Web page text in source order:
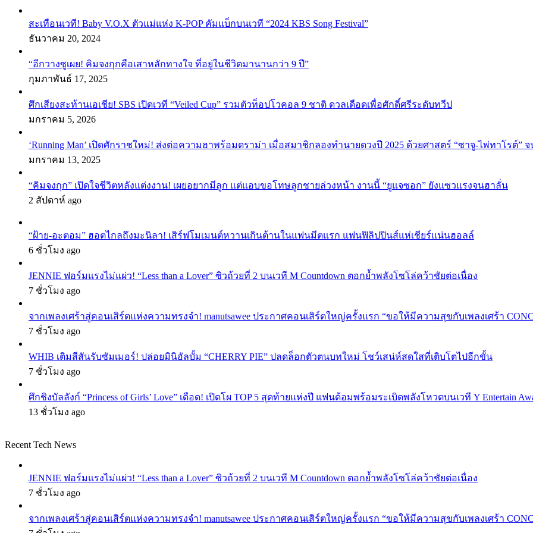
สะเทือนเวที! Baby V.O.X ตัวแม่แห่ง K-POP คัมแบ็กบนเวที “2024 KBS Song Festival”
ธันวาคม 20, 2024
“อีกวางซูเผย! คิมจงกุกคือเสาหลักทางใจ ที่อยู่ในชีวิตมานานกว่า 9 ปี”
กุมภาพันธ์ 17, 2025
ศึกเสียงสะท้านเอเชีย! SBS เปิดเวที “Veiled Cup” รวมตัวท็อปโวคอล 9 ชาติ ดวลเดือดเพื่อศักดิ์ศรีระดับทวีป
มกราคม 5, 2026
‘Running Man’ เปิดศักราชใหม่! ส่งต่อความฮาพร้อมดราม่า เมื่อสมาชิกลองทำนายดวงปี 2025 ด้วยศาสตร์ “ซาจู-ไพ่ทาโรต์”
มกราคม 13, 2025
“คิมจงกุก” เปิดใจชีวิตหลังแต่งงาน! เผยอยากมีลูก แต่แอบขอโทษลูกชายล่วงหน้า งานนี้ “ยูแจซอก” ยังแซวแรงจนฮาลั่น
2 สัปดาห์ ago
“ฝ้าย-อะตอม” ฮอตไกลถึงมะนิลา! เสิร์ฟโมเมนต์หวานเกินต้านในแฟนมีตแรก แฟนฟิลิปปินส์แห่เชียร์แน่นฮอลล์
6 ชั่วโมง ago
JENNIE ฟอร์มแรงไม่แผ่ว! “Less than a Lover” ซิวถ้วยที่ 2 บนเวที M Countdown ตอกย้ำพลังโซโล่คว้าชัยต่อเนื่อง
7 ชั่วโมง ago
จากเพลงเศร้าสู่คอนเสิร์ตแห่งความทรงจำ! manutsawee ประกาศคอนเสิร์ตใหญ่ครั้งแรก “ขอให้มีความสุขกับเพลงเศร้า
7 ชั่วโมง ago
WHIB เติมสีสันรับซัมเมอร์! ปล่อยมินิอัลบั้ม “CHERRY PIE” ปลดล็อกตัวตนบทใหม่ โชว์เสน่ห์สดใสที่เติบโตไปอีกขั้น
7 ชั่วโมง ago
ศึกชิงบัลลังก์ “Princess of Girls’ Love” เดือด! เปิดโผ TOP 5 สุดท้ายแห่งปี แฟนด้อมพร้อมระเบิดพลังโหวตบนเวที Y Entertain
13 ชั่วโมง ago
Recent Tech News
JENNIE ฟอร์มแรงไม่แผ่ว! “Less than a Lover” ซิวถ้วยที่ 2 บนเวที M Countdown ตอกย้ำพลังโซโล่คว้าชัยต่อเนื่อง
7 ชั่วโมง ago
จากเพลงเศร้าสู่คอนเสิร์ตแห่งความทรงจำ! manutsawee ประกาศคอนเสิร์ตใหญ่ครั้งแรก “ขอให้มีความสุขกับเพลงเศร้า